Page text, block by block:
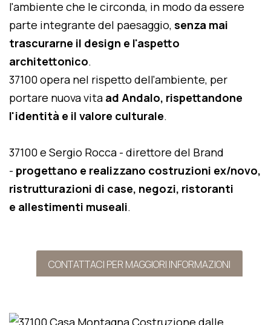
l'ambiente che le circonda, in modo da essere
parte integrante del paesaggio, senza mai
trascurarne il design e l'aspetto
architettonico.
37100 opera nel rispetto dell'ambiente, per
portare nuova vita ad Andalo, rispettandone
l'identità e il valore culturale.
37100 e Sergio Rocca - direttore del Brand
- progettano e realizzano costruzioni ex/novo,
ristrutturazioni di case, negozi, ristoranti
e allestimenti museali.
CONTATTACI PER MAGGIORI INFORMAZIONI